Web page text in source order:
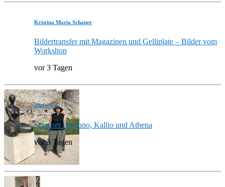
Kristina Maria Schaper
Bildertransfer mit Magazinen und Gelliplate – Bilder vom
Workshop
vor 3 Tagen
3hefecit.eu
Sommer mit Juno, Kallio und Athena
vor 3 Tagen